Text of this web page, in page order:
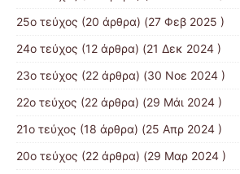
25ο τεύχος (20 άρθρα) (27 Φεβ 2025 )
24ο τεύχος (12 άρθρα) (21 Δεκ 2024 )
23ο τεύχος (22 άρθρα) (30 Νοε 2024 )
22ο τεύχος (22 άρθρα) (29 Μάι 2024 )
21o τεύχος (18 άρθρα) (25 Απρ 2024 )
20ο τεύχος (22 άρθρα) (29 Μαρ 2024 )